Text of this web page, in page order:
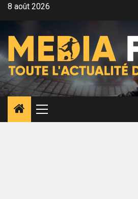
Aller8 août 2026
Menu
principal